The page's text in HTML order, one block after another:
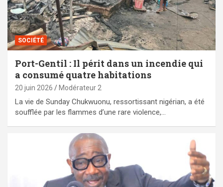
SOCIÉTÉ
Port-Gentil : Il périt dans un incendie qui
a consumé quatre habitations
20 juin 2026 Modérateur 2
‎La vie de Sunday Chukwuonu, ressortissant nigérian, a été
soufflée par les flammes d’une rare violence,…